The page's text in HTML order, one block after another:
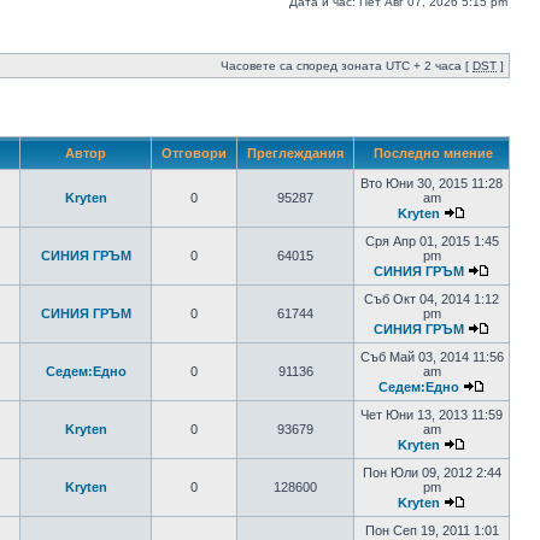
Часовете са според зоната UTC + 2 часа [ DST ]
Автор Отговори Преглеждания Последно мнение
Kryten 0 95287
Вто Юни 30, 2015 11:28
am
Kryten
СИНИЯ ГРЪМ 0 64015
Сря Апр 01, 2015 1:45
pm
СИНИЯ ГРЪМ
СИНИЯ ГРЪМ 0 61744
Съб Окт 04, 2014 1:12
pm
СИНИЯ ГРЪМ
Седем:Едно 0 91136
Съб Май 03, 2014 11:56
am
Седем:Едно
Kryten 0 93679
Чет Юни 13, 2013 11:59
am
Kryten
Kryten 0 128600
Пон Юли 09, 2012 2:44
pm
Kryten
Пон Сеп 19, 2011 1:01